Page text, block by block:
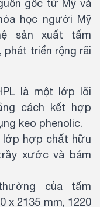
gốc từ Mỹ và
học người Mỹ
sản xuất tấm
triển rộng rãi
là một lớp lõi
cách kết hợp
keo phenolic.
lớp hợp chất hữu
xước và bám
của tấm
x 2135 mm, 1220